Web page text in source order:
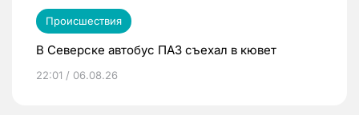
Происшествия
В Северске автобус ПАЗ съехал в кювет
22:01 / 06.08.26